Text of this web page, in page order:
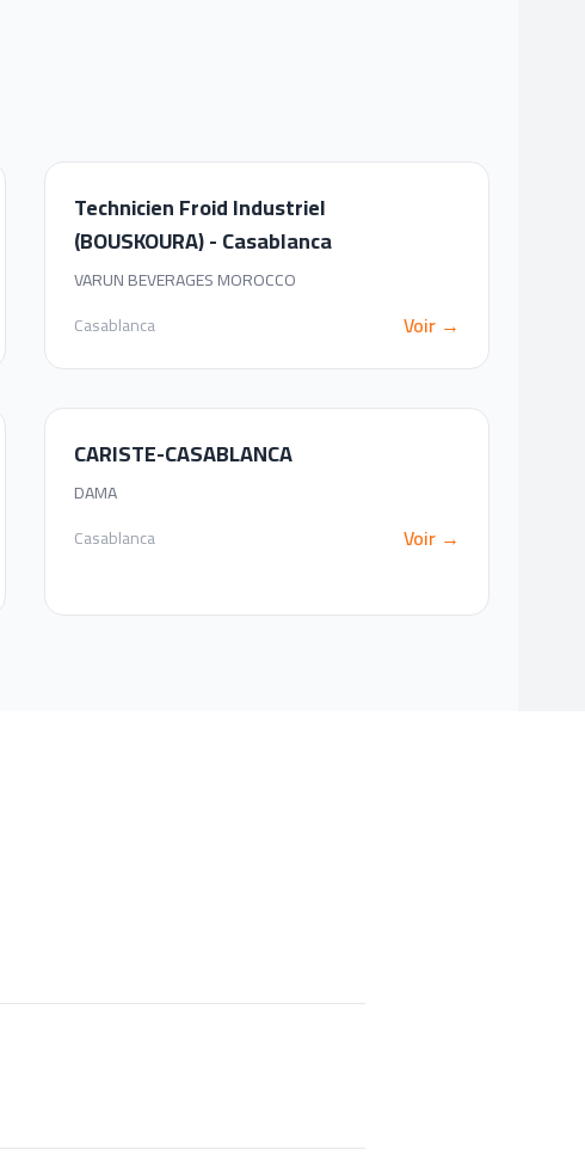
Technicien Froid Industriel
(BOUSKOURA) - Casablanca
VARUN BEVERAGES MOROCCO
Casablanca
Voir →
CARISTE-CASABLANCA
DAMA
Casablanca
Voir →